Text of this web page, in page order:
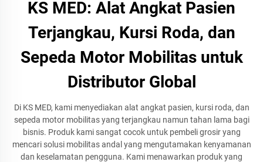
KS MED: Alat Angkat Pasien
Terjangkau, Kursi Roda, dan
Sepeda Motor Mobilitas untuk
Distributor Global
Di KS MED, kami menyediakan alat angkat pasien, kursi roda, dan
sepeda motor mobilitas yang terjangkau namun tahan lama bagi
bisnis. Produk kami sangat cocok untuk pembeli grosir yang
mencari solusi mobilitas andal yang mengutamakan kenyamanan
dan keselamatan pengguna. Kami menawarkan produk yang